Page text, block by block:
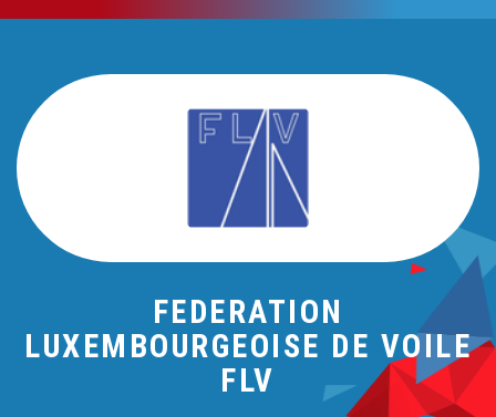
FEDERATION
LUXEMBOURGEOISE DE VOILE
FLV